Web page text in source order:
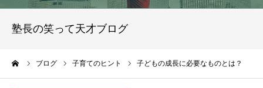
塾長の笑って天才ブログ
ブログ 子育てのヒント 子どもの成長に必要なものとは？
お問い合わせ